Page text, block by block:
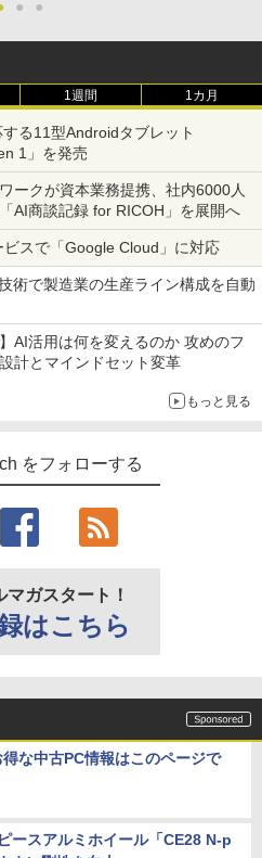
● ●
1週間 1カ月
る11型Androidタブレット
1」を発売
ークが資本業務提携、社内6000人
AI商談記録 for RICOH」を展開へ
スで「Google Cloud」に対応
術で製造業の生産ライン構成を自動
AI活用は何を変えるのか 攻めのフ
計とマインドセット変革
もっと見る
をフォローする
マガスタート！
はこちら
な中古PC情報はこのページで
ースアルミホイール「CE28 N-p